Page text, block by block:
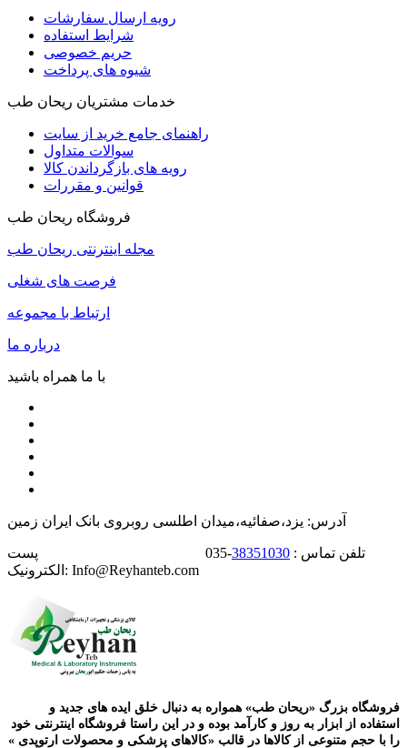
رویه ارسال سفارشات
شرایط استفاده
حریم خصوصی
شیوه های پرداخت
خدمات مشتریان ریحان طب
راهنمای جامع خرید از سایت
سوالات متداول
رویه های بازگرداندن کالا
قوانین و مقررات
فروشگاه ریحان طب
مجله اینترنتی ریحان طب
فرصت های شغلی
ارتباط با مجموعه
درباره ما
با ما همراه باشید
آدرس: یزد،صفائیه،میدان اطلسی روبروی بانک ایران زمین
تلفن تماس : 38351030
-035 پست
الکترونیک: Info@Reyhanteb.com
استفاده از ابزار به روز و کارآمد بوده و در این راستا فروشگاه اینترنتی خود
را با حجم متنوعی از کالاها در قالب «کالاهای پزشکی و محصولات ارتوپدی »